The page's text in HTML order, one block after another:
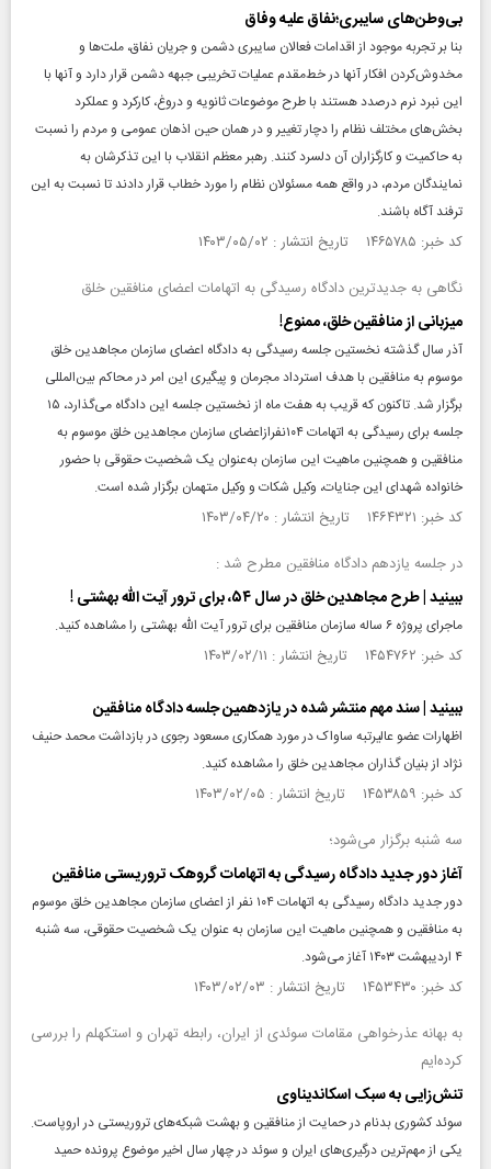
بی‌وطن‌های سایبری؛نفاق علیه وفاق
بنا بر تجربه موجود از اقدامات فعالان سایبری دشمن و جریان نفاق، ملت‌ها و
مخدوش‌کردن افکار آنها در خط‌مقدم عملیات تخریبی جبهه دشمن قرار دارد و آنها با
این نبرد نرم درصدد هستند با طرح موضوعات ثانویه و دروغ، کارکرد و عملکرد
بخش‌های مختلف نظام را دچار تغییر و در همان حین اذهان عمومی و مردم را نسبت
به حاکمیت و کارگزاران آن دلسرد کنند. رهبر معظم انقلاب با این تذکرشان به
نمایندگان مردم، در واقع همه مسئولان نظام را مورد خطاب قرار دادند تا نسبت به این
ترفند آگاه باشند.
کد خبر: ۱۴۶۵۷۸۵ تاریخ انتشار : ۱۴۰۳/۰۵/۰۲
نگاهی به جدیدترین دادگاه رسیدگی به اتهامات اعضای منافقین خلق
میزبانی از منافقین خلق، ممنوع!
آذر سال گذشته نخستین جلسه رسیدگی به دادگاه اعضای سازمان مجاهدین خلق
موسوم به منافقین با هدف استرداد مجرمان و پیگیری این امر در محاکم بین‌المللی
برگزار شد. تا‌کنون که قریب به هفت ماه از نخستین جلسه این دادگاه می‌گذارد، ۱۵
جلسه برای رسیدگی به اتهامات ۱۰۴نفرازاعضای سازمان مجاهدین خلق موسوم به
منافقین و همچنین ماهیت این سازمان به‌عنوان یک شخصیت حقوقی با حضور
خانواده شهدای این جنایات، وکیل شکات و وکیل متهمان برگزار شده است.
کد خبر: ۱۴۶۴۳۲۱ تاریخ انتشار : ۱۴۰۳/۰۴/۲۰
در جلسه یازدهم دادگاه منافقین مطرح شد :
ببینید | طرح مجاهدین خلق در سال ۵۴، برای ترور آیت الله بهشتی !
ماجرای پروژه ۶ ساله سازمان منافقین برای ترور آیت الله بهشتی را مشاهده کنید.
کد خبر: ۱۴۵۴۷۶۲ تاریخ انتشار : ۱۴۰۳/۰۲/۱۱
ببینید | سند مهم منتشر شده در یازدهمین جلسه دادگاه منافقین
اظهارات عضو عالیرتبه ساواک در مورد همکاری مسعود رجوی در بازداشت محمد حنیف
نژاد از بنیان گذاران مجاهدین خلق را مشاهده کنید.
کد خبر: ۱۴۵۳۸۵۹ تاریخ انتشار : ۱۴۰۳/۰۲/۰۵
سه شنبه برگزار می‌شود؛
آغاز دور جدید دادگاه رسیدگی به اتهامات گروهک تروریستی منافقین
دور جدید دادگاه رسیدگی به اتهامات ۱۰۴ نفر از اعضای سازمان مجاهدین خلق موسوم
به منافقین و همچنین ماهیت این سازمان به عنوان یک شخصیت حقوقی، سه شنبه
۴ اردیبهشت ۱۴۰۳ آغاز می‌شود.
کد خبر: ۱۴۵۳۴۳۰ تاریخ انتشار : ۱۴۰۳/۰۲/۰۳
به بهانه عذرخواهی مقامات سوئدی از ایران، رابطه تهران و استکهلم را بررسی
کرده‌ایم
تنش‌زایی به سبک اسکاندیناوی
سوئد کشوری بدنام در حمایت از منافقین و بهشت شبکه‌های تروریستی در اروپاست.
یکی از مهم‌ترین درگیری‌های ایران و سوئد در چهار سال اخیر موضوع پرونده حمید